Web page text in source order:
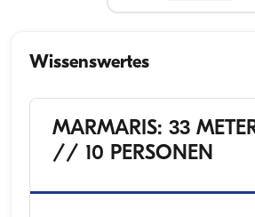
Wissenswertes
MARMARIS: 33
// 10 PERSONEN